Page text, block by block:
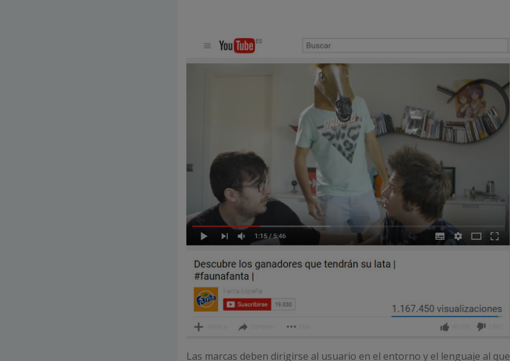
Las marcas deben dirigirse al usuario en el entorno y el lenguaje al que